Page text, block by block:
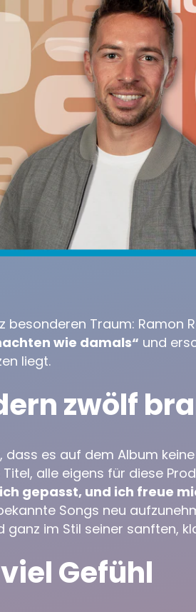
besonderen Traum: Ramon
wie damals“ und
liegt.
zwölf
es auf dem Album
alle eigens für diese
gepasst, und ich freue
Songs neu
im Stil seiner sanften,
Gefühl